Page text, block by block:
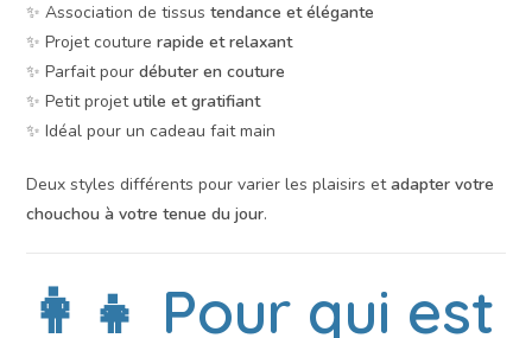
✨ Association de tissustendance et élégante
✨ Projet couturerapide et relaxant
✨ Parfait pourdébuter en couture
✨ Petit projetutile et gratifiant
✨ Idéal pour un cadeau fait main
Deux styles différents pour varier les plaisirs etadapter votre
chouchou à votre tenue du jour.
👩‍👧 Pour qui est